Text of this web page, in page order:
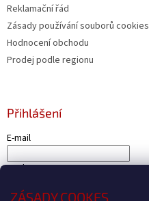
ZÁSADY COOKES
Reklamační řád
Zásady používání souborů cookies
Hodnocení obchodu
Prodej podle regionu
Přihlášení
E-mail
Heslo